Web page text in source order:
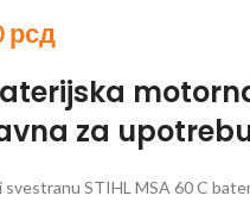
рсд
za
STIHL MSA 60 C